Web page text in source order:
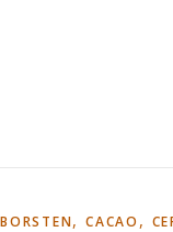
BORSTEN,CACAO ,